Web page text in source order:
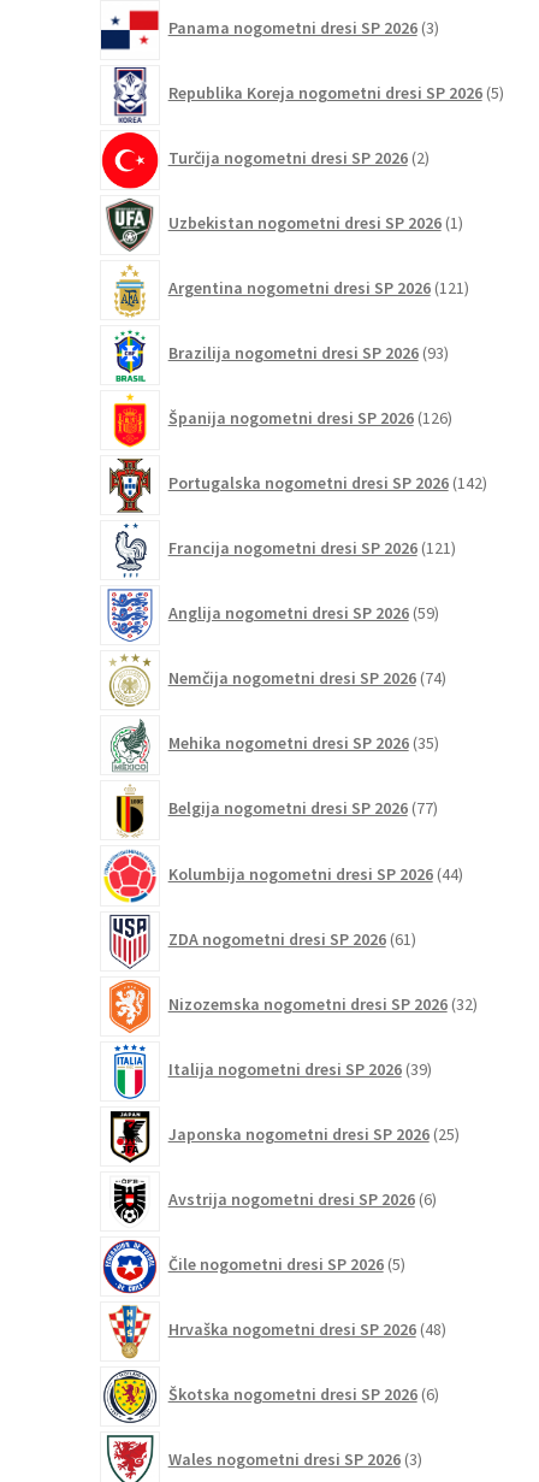
Panama nogometni dresi SP 2026 3izdelki
Republika Koreja nogometni dresi SP 2026 5
Turčija nogometni dresi SP 2026 2izdelka
Uzbekistan nogometni dresi SP 2026 1izdelek
Argentina nogometni dresi SP 2026 121izdelkov
Brazilija nogometni dresi SP 2026 93izdelkov
Španija nogometni dresi SP 2026 126izdelkov
Portugalska nogometni dresi SP 2026 142
Francija nogometni dresi SP 2026 121izdelkov
Anglija nogometni dresi SP 2026 59izdelkov
Nemčija nogometni dresi SP 2026 74izdelkov
Mehika nogometni dresi SP 2026 35izdelkov
Belgija nogometni dresi SP 2026 77izdelkov
Kolumbija nogometni dresi SP 2026 44izdelkov
ZDA nogometni dresi SP 2026 61izdelkov
Nizozemska nogometni dresi SP 2026 32izdelkov
Italija nogometni dresi SP 2026 39izdelkov
Japonska nogometni dresi SP 2026 25izdelkov
Avstrija nogometni dresi SP 2026 6izdelkov
Čile nogometni dresi SP 2026 5izdelkov
Hrvaška nogometni dresi SP 2026 48izdelkov
Škotska nogometni dresi SP 2026 6izdelkov
Wales nogometni dresi SP 2026 3izdelki